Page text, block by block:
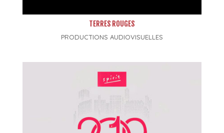
TERRES ROUGES
PRODUCTIONS AUDIOVISUELLES